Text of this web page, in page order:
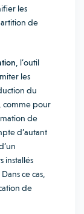
les
de
, l’outil
les
du
comme pour
de
d’autant
installés
ce cas,
de